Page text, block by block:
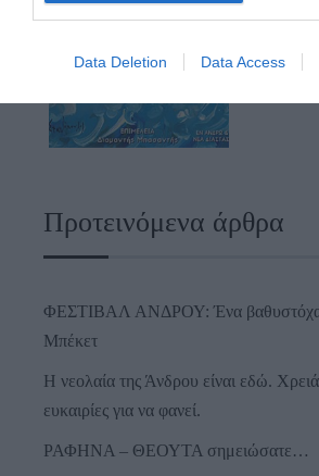
Data Deletion Data Access
Προτεινόμενα άρθρα
ΦΕΣΤΙΒΑΛ ΑΝΔΡΟΥ: Ένα
Μπέκετ
Η νεολαία της Άνδρου είναι εδώ.
ευκαιρίες για να φανεί.
ΡΑΦΗΝΑ – ΘΕΟΥΤΑ σημειώσατε…